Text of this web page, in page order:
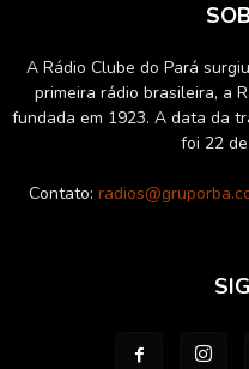
A Rádio Clube do Pará
primeira rádio brasileira, a
fundada em 1923. A data da
foi 22
Contato: